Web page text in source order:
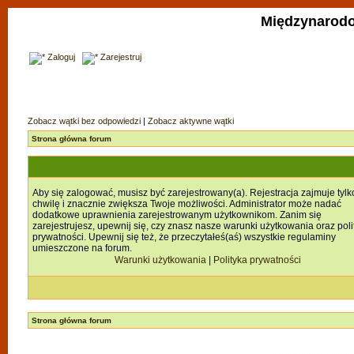
Zaloguj Zarejestruj
Zobacz wątki bez odpowiedzi | Zobacz aktywne wątki
Strona główna forum
Aby się zalogować, musisz być zarejestrowany(a). Rejestracja zajmuje
chwilę i znacznie zwiększa Twoje możliwości. Administrator może nadać
dodatkowe uprawnienia zarejestrowanym użytkownikom. Zanim się
zarejestrujesz, upewnij się, czy znasz nasze warunki użytkowania oraz
prywatności. Upewnij się też, że przeczytałeś(aś) wszystkie regulaminy
umieszczone na forum.
Warunki użytkowania| Polityka prywatności
Strona główna forum